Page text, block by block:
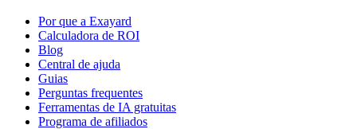
Por que a Exayard
Calculadora de ROI
Blog
Central de ajuda
Guias
Perguntas frequentes
Ferramentas de IA gratuitas
Programa de afiliados